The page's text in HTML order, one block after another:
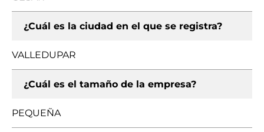
¿Cuál es la ciudad en el que se registra?
VALLEDUPAR
¿Cuál es el tamaño de la empresa?
PEQUEÑA